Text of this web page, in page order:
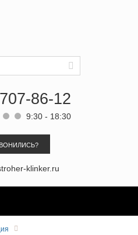
86-12
9:30 - 18:30
klinker.ru